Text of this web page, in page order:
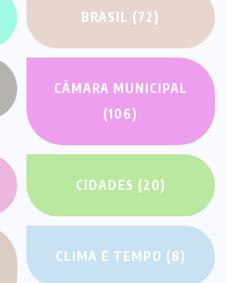
BRASIL (72)
CÂMARA MUNICIPAL
(106)
CIDADES (20)
CLIMA E TEMPO (8)